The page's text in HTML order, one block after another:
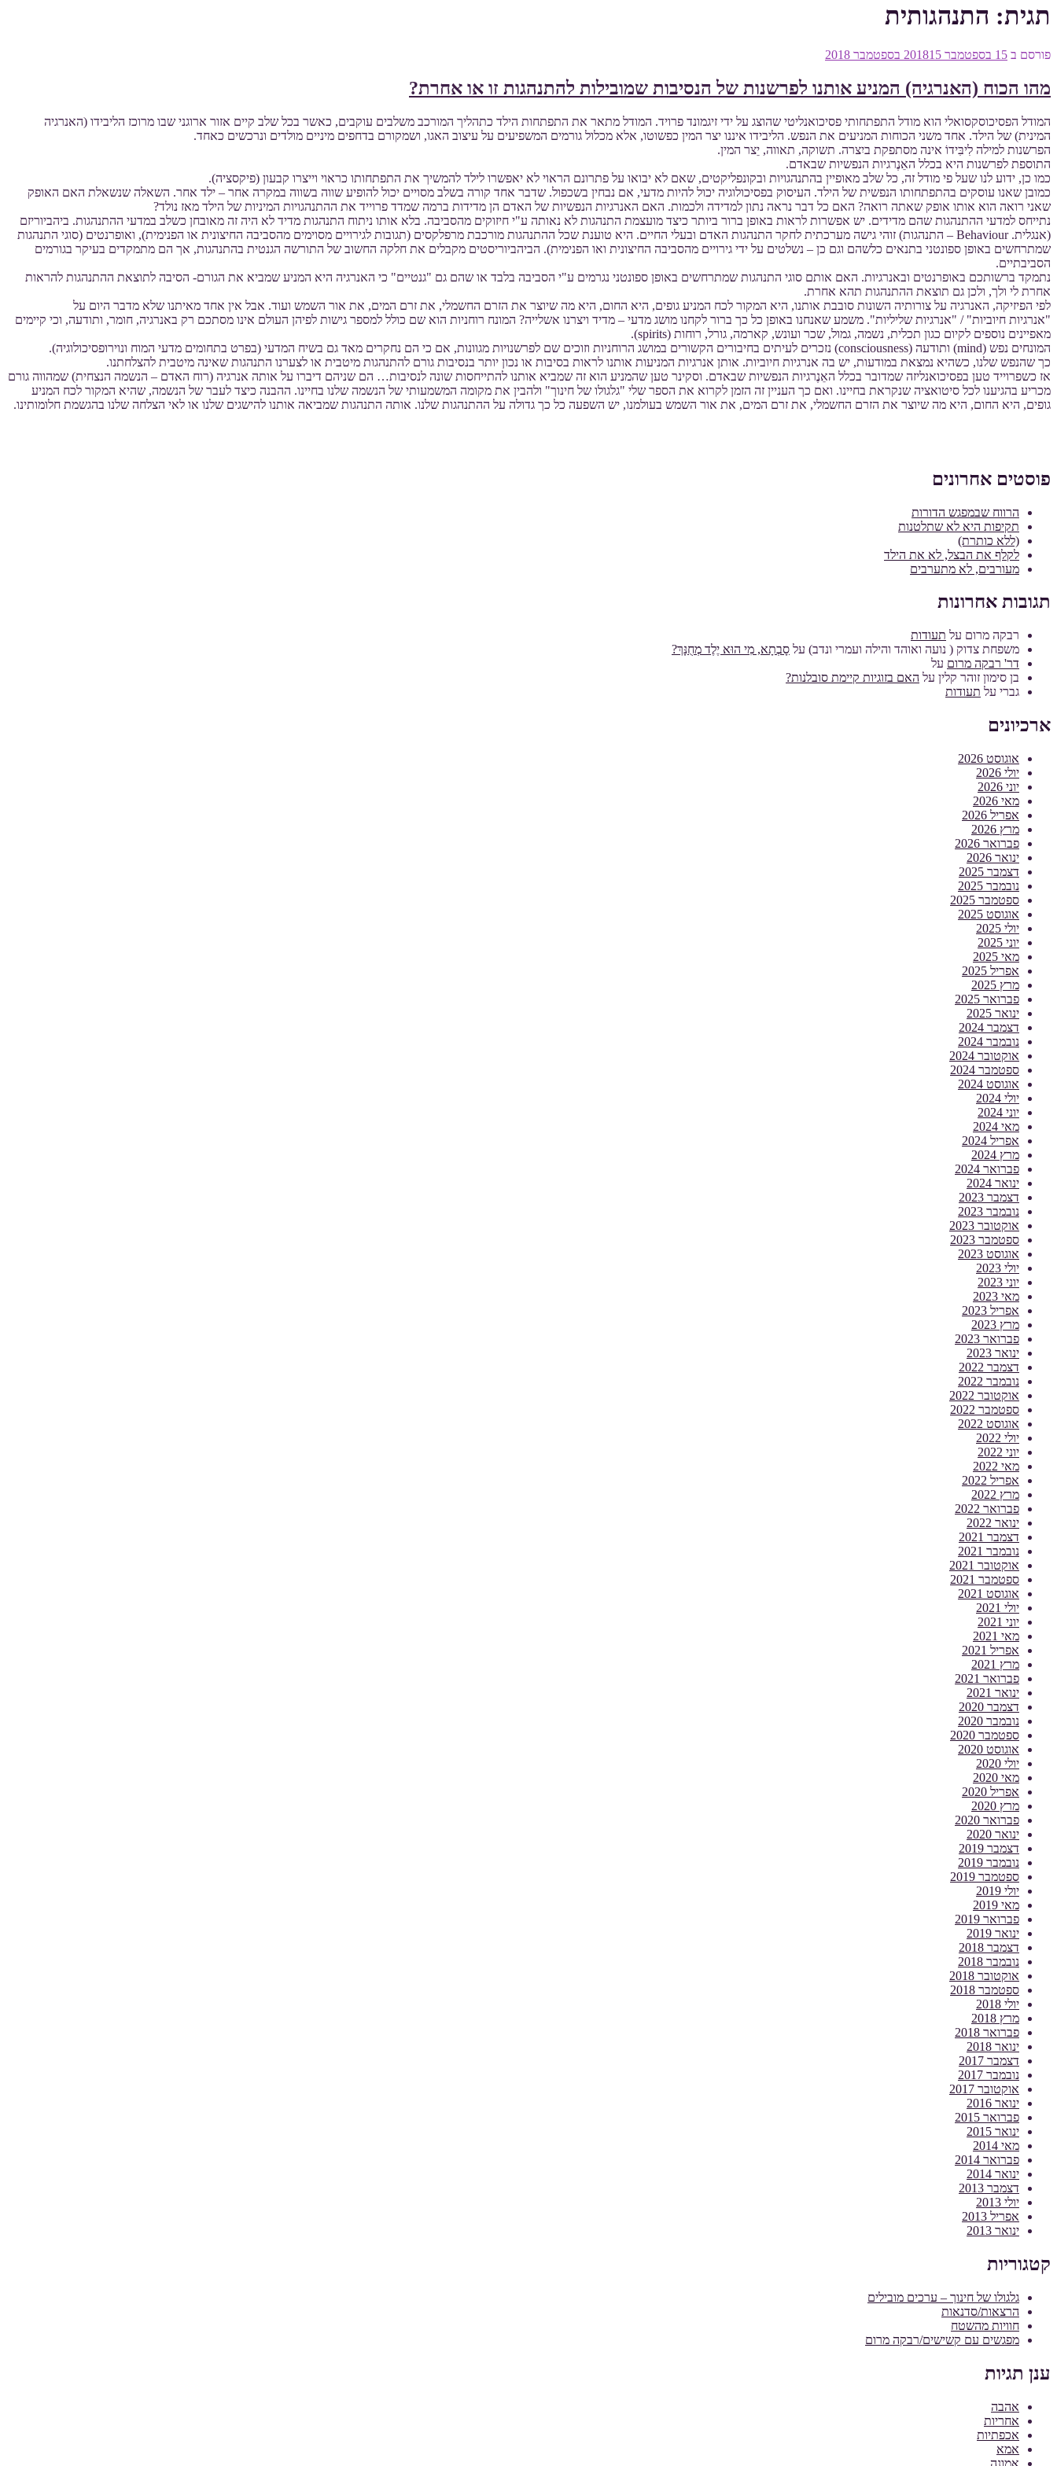
תגית: התנהגותית
פורסם ב 15 בספטמבר 2018 15 בספטמבר 2018
מהו הכוח (האנרגיה) המניע אותנו לפרשנות של הנסיבות שמובילות להתנהגות זו או אחרת?
המודל הפסיכוסקסואלי הוא מודל התפתחותי פסיכואנליטי שהוצג על ידי זיגמונד פרויד. המודל מתאר את התפתחות הילד כתהליך המורכב משלבים עוקבים, כאשר בכל שלב קיים אזור ארוגני שבו מרוכז הליבידו (האנרגיה
המינית) של הילד. אחד משני הכוחות המניעים את הנפש. הליבידו איננו יצר המין כפשוטו, אלא מכלול גורמים המשפיעים על עיצוב האגו, ושמקורם בדחפים מיניים מולדים ונרכשים כאחד.
הפרשנות למילה לִיבִּידוֹ אינה מסתפקת ביִצרה. תשוקה, תאווה, יֵצר המין.
התוספת לפרשנות היא בכלל האֵנֶרגיות הנפשיות שבאדם.
כמו כן, ידוע לנו שעל פי מודל זה, כל שלב מאופיין בהתנהגויות ובקונפליקטים, שאם לא יבואו על פתרונם הראוי לא יאפשרו לילד להמשיך את התפתחותו כראוי וייצרו קבעון (פיקסציה).
כמובן שאנו עוסקים בהתפתחותו הנפשית של הילד. העיסוק בפסיכולוגיה יכול להיות מדעי, אם נבחין בשכפול. שדבר אחד קורה בשלב מסויים יכול להופיע שווה בשווה במקרה אחר – ילד אחר. השאלה שנשאלת האם האופק
שאני רואה הוא אותו אופק שאתה רואה? האם כל דבר נראה נתון למדידה ולכמות. האם האנרגיות הנפשיות של האדם הן מדידות ברמה שמדד פרוייד את ההתנהגויות המיניות של הילד מאז נולד?
נתייחס למדעי ההתנהגות שהם מדידים. יש אפשרות לראות באופן ברור ביותר כיצד מועצמת התנהגות לא נאותה ע"י חיזוקים מהסביבה. בלא אותו ניתוח התנהגות מדיד לא היה זה מאובחן כשלב במדעי ההתנהגות. ביהביוריזם
(אנגלית. Behaviour – התנהגות) זוהי גישה מערכתית לחקר התנהגות האדם ובעלי החיים. היא טוענת שכל ההתנהגות מורכבת מרפלקסים (תגובות לגירויים מסוימים מהסביבה החיצונית או הפנימית), ואופרנטים (סוגי התנהגות
שמתרחשים באופן ספונטני בתנאים כלשהם וגם כן – נשלטים על ידי גירויים מהסביבה החיצונית ואו הפנימית). הביהביוריסטים מקבלים את חלקה החשוב של התורשה הגנטית בהתנהגות, אך הם מתמקדים בעיקר בגורמים
הסביבתיים.
נתמקד ברשותכם באופרנטים ובאנרגיות. האם אותם סוגי התנהגות שמתרחשים באופן ספונטני נגרמים ע"י הסביבה בלבד או שהם גם "גנטיים" כי האנרגיה היא המניע שמביא את הגורם- הסיבה לתוצאת ההתנהגות להראות
אחרת לי ולך, ולכן גם תוצאת ההתנהגות תהא אחרת.
לפי הפיזיקה, האנרגיה על צורותיה השונות סובבת אותנו, היא המקור לכח המניע גופים, היא החום, היא מה שיוצר את הזרם החשמלי, את זרם המים, את אור השמש ועוד. אבל אין אחד מאיתנו שלא מדבר היום על
"אנרגיות חיוביות" / "אנרגיות שליליות". משמע שאנחנו באופן כל כך ברור לקחנו מושג מדעי – מדיד ויצרנו אשלייה? המונח רוחניות הוא שם כולל למספר גישות לפיהן העולם אינו מסתכם רק באנרגיה, חומר, ותודעה, וכי קיימים
מאפיינים נוספים לקיום כגון תכלית, נשמה, גמול, שכר ועונש, קארמה, גורל, רוחות (spirits).
המונחים נפש (mind) ותודעה (consciousness) נזכרים לעיתים בחיבורים הקשורים במושג הרוחניות וזוכים שם לפרשנויות מגוונות, אם כי הם נחקרים מאד גם בשיח המדעי (בפרט בתחומים מדעי המוח ונוירופסיכולוגיה).
כך שהנפש שלנו, כשהיא נמצאת במודעות, יש בה אנרגיות חיוביות. אותן אנרגיות המניעות אותנו לראות בסיבות או נכון יותר בנסיבות גורם להתנהגות מיטבית או לצערנו התנהגות שאינה מיטבית להצלחתנו.
אז כשפרוייד טען בפסיכואנליזה שמדובר בכלל האֵנֶרגיות הנפשיות שבאדם. וסקינר טען שהמניע הוא זה שמביא אותנו להתייחסות שונה לנסיבות… הם שניהם דיברו על אותה אנרגיה (רוח האדם – הנשמה הנצחית) שמהווה גורם
מכריע בהגיענו לכל סיטואציה שנקראת בחיינו. ואם כך העניין זה הזמן לקרוא את הספר שלי "גלגולו של חינוך" ולהבין את מקומה המשמעותי של הנשמה שלנו בחיינו. ההבנה כיצד לעבר של הנשמה, שהיא המקור לכח המניע
גופים, היא החום, היא מה שיוצר את הזרם החשמלי, את זרם המים, את אור השמש בעולמנו, יש השפעה כל כך גדולה על ההתנהגות שלנו. אותה התנהגות שמביאה אותנו להישגים שלנו או לאי הצלחה שלנו בהגשמת חלומותינו.
פוסטים אחרונים
הרווח שבמפגש הדורות
תקיפות היא לא שתלטנות
(ללא כותרת)
לקלף את הבצל, לא את הילד
מעורבים, לא מתערבים
תגובות אחרונות
רבקה מרום על תעודות
משפחת צדוק ( נועה ואוהד והילה ועמרי ונדב) על סָבְתָא, מִי הוּא יֶלֶד מְחֻנָּךְ?
דר' רבקה מרום על
בן סימון זוהר קלין על האם בזוגיות קיימת סובלנות?
גברי על תעודות
ארכיונים
אוגוסט 2026
יולי 2026
יוני 2026
מאי 2026
אפריל 2026
מרץ 2026
פברואר 2026
ינואר 2026
דצמבר 2025
נובמבר 2025
ספטמבר 2025
אוגוסט 2025
יולי 2025
יוני 2025
מאי 2025
אפריל 2025
מרץ 2025
פברואר 2025
ינואר 2025
דצמבר 2024
נובמבר 2024
אוקטובר 2024
ספטמבר 2024
אוגוסט 2024
יולי 2024
יוני 2024
מאי 2024
אפריל 2024
מרץ 2024
פברואר 2024
ינואר 2024
דצמבר 2023
נובמבר 2023
אוקטובר 2023
ספטמבר 2023
אוגוסט 2023
יולי 2023
יוני 2023
מאי 2023
אפריל 2023
מרץ 2023
פברואר 2023
ינואר 2023
דצמבר 2022
נובמבר 2022
אוקטובר 2022
ספטמבר 2022
אוגוסט 2022
יולי 2022
יוני 2022
מאי 2022
אפריל 2022
מרץ 2022
פברואר 2022
ינואר 2022
דצמבר 2021
נובמבר 2021
אוקטובר 2021
ספטמבר 2021
אוגוסט 2021
יולי 2021
יוני 2021
מאי 2021
אפריל 2021
מרץ 2021
פברואר 2021
ינואר 2021
דצמבר 2020
נובמבר 2020
ספטמבר 2020
אוגוסט 2020
יולי 2020
מאי 2020
אפריל 2020
מרץ 2020
פברואר 2020
ינואר 2020
דצמבר 2019
נובמבר 2019
ספטמבר 2019
יולי 2019
מאי 2019
פברואר 2019
ינואר 2019
דצמבר 2018
נובמבר 2018
אוקטובר 2018
ספטמבר 2018
יולי 2018
מרץ 2018
פברואר 2018
ינואר 2018
דצמבר 2017
נובמבר 2017
אוקטובר 2017
ינואר 2016
פברואר 2015
ינואר 2015
מאי 2014
פברואר 2014
ינואר 2014
דצמבר 2013
יולי 2013
אפריל 2013
ינואר 2013
קטגוריות
גלגולו של חינוך – ערכים מובילים
הרצאות/סדנאות
חוויות מהשטח
מפגשים עם קשישים/רבקה מרום
ענן תגיות
אהבה
אחריות
אכפתיות
אמא
אמונה